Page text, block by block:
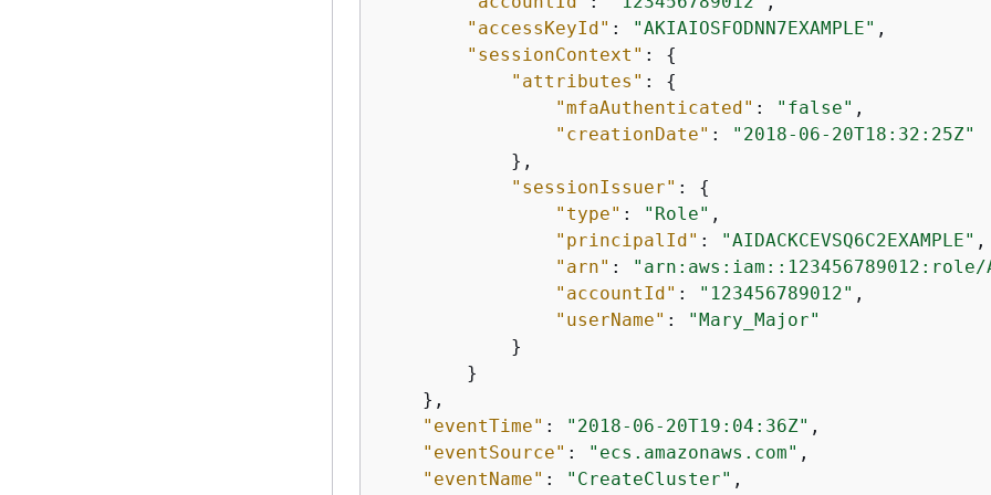
"accessKeyId" : "AKIAIOSFODNN7EXAMPLE" ,
"sessionContext" : {
"attributes" : {
"mfaAuthenticated" : "false" ,
"creationDate" :
"2018-06-20T18:32:25Z"
            },
"sessionIssuer" : {
"type" : "Role" ,
"principalId" : "AIDACKCEVSQ6C2EXAMPLE" ,
"arn" : "arn:aws:iam::123456789012:role/
"accountId" : "123456789012" ,
"userName" :
"Mary_Major"
            }
        }
    },
"eventTime" : "2018-06-20T19:04:36Z" ,
"eventSource" : "ecs.amazonaws.com" ,
"eventName" : "CreateCluster" ,